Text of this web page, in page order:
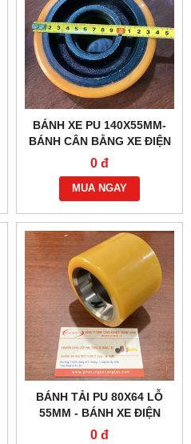
BÁNH XE PU 140X55MM-
BÁNH CÂN BẰNG XE ĐIỆN
0 đ
MUA NGAY
BÁNH TẢI PU 80X64 LỖ
55MM - BÁNH XE ĐIỆN
HELI, HANGCHA
0 đ